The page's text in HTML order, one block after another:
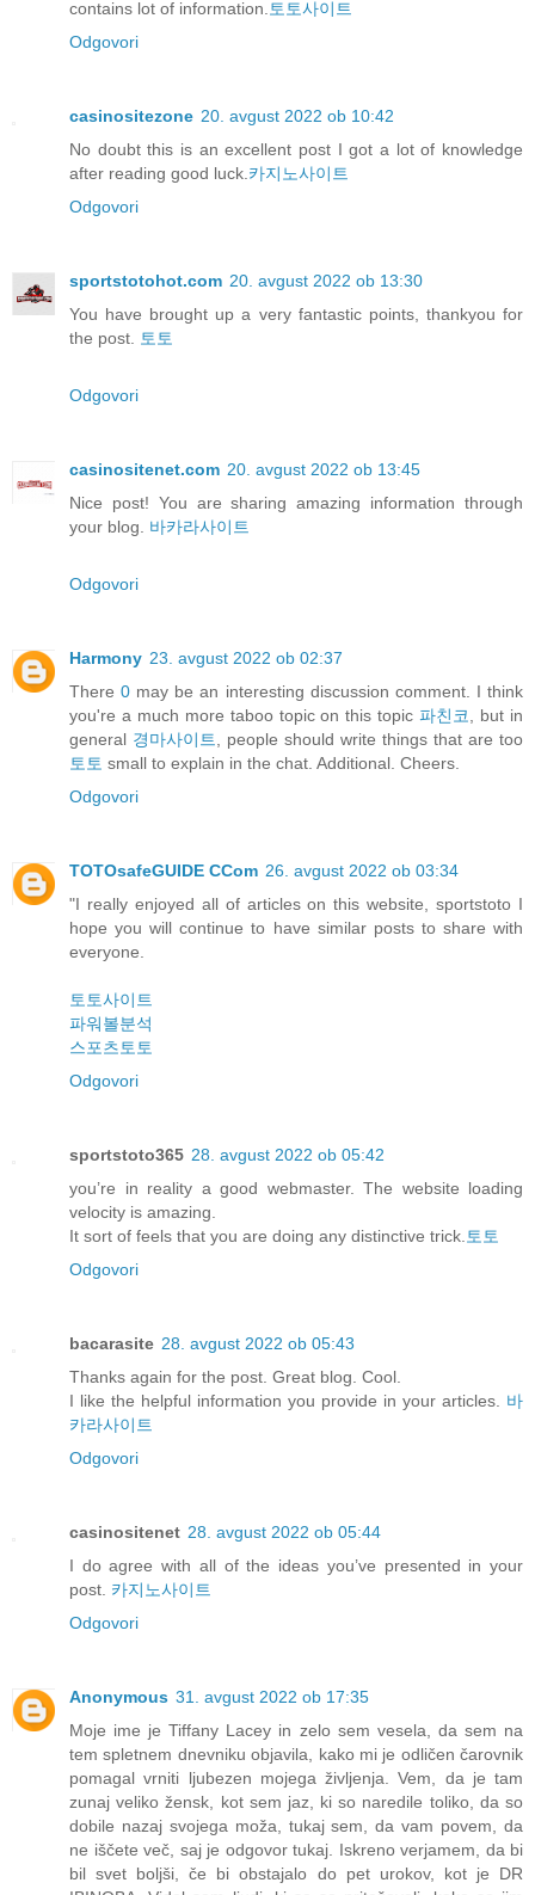
contains lot of information. 토토사이트
Odgovori
casinositezone 20. avgust 2022 ob 10:42
No doubt this is an excellent post I got a lot of knowledge
after reading good luck. 카지노사이트
Odgovori
sportstotohot.com 20. avgust 2022 ob 13:30
You have brought up a very fantastic points, thankyou for
the post.
토토
Odgovori
casinositenet.com 20. avgust 2022 ob 13:45
Nice post! You are sharing amazing information through
your blog. 바카라사이트
Odgovori
Harmony 23. avgust 2022 ob 02:37
There0 may be an interesting discussion comment. I think
you're a much more taboo topic on this topic파친코
, but in
general 경마사이트
, people should write things that are too
토토 small to explain in the chat. Additional. Cheers.
Odgovori
TOTOsafeGUIDE CCom 26. avgust 2022 ob 03:34
"I really enjoyed all of articles on this website, sportstoto I
hope you will continue to have similar posts to share with
everyone.
토토사이트
파워볼분석
스포츠토토
Odgovori
sportstoto365 28. avgust 2022 ob 05:42
you’re in reality a good webmaster. The website loading
velocity is amazing.
It sort of feels that you are doing any distinctive trick. 토토
Odgovori
bacarasite 28. avgust 2022 ob 05:43
Thanks again for the post. Great blog. Cool.
I like the helpful information you provide in your articles. 바
카라사이트
Odgovori
casinositenet 28. avgust 2022 ob 05:44
I do agree with all of the ideas you’ve presented in your
post. 카지노사이트
Odgovori
Anonymous 31. avgust 2022 ob 17:35
Moje ime je Tiffany Lacey in zelo sem vesela, da sem na
tem spletnem dnevniku objavila, kako mi je odličen čarovnik
pomagal vrniti ljubezen mojega življenja. Vem, da je tam
zunaj veliko žensk, kot sem jaz, ki so naredile toliko, da so
dobile nazaj svojega moža, tukaj sem, da vam povem, da
ne iščete več, saj je odgovor tukaj. Iskreno verjamem, da bi
bil svet boljši, če bi obstajalo do pet urokov, kot je DR